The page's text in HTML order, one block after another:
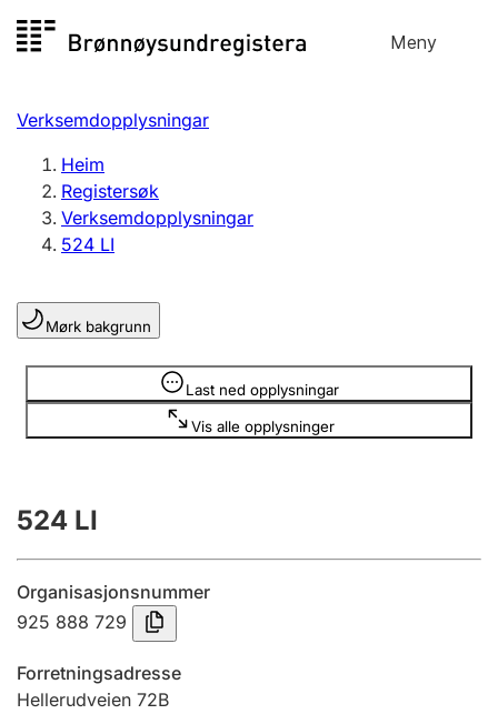
til
Meny
Registersøk
Aksjeselskap
Enkeltpersonføretak
Registrere, endre, slette
Lag og foreining
Registrere, endre, slette
Innsending og forseinkingsgebyr
Verksemdopplysningar
Heim
Registersøk
Verksemdopplysningar
524 LI
Mørk bakgrunn
Last ned opplysningar
Vis alle opplysninger
Opplysninger er skjult
524 LI
Organisasjonsnummer
925 888 729
Forretningsadresse
Hellerudveien 72B